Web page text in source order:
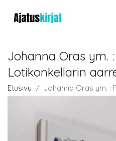
Johanna Oras ym.
Lotikonkellarin
Etusivu Johanna Oras ym. :